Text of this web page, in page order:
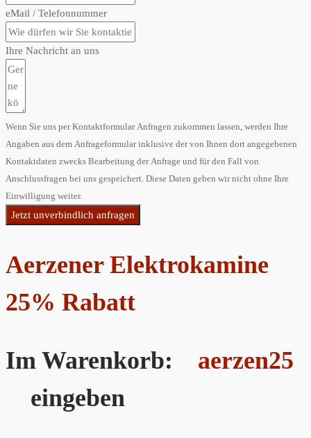
eMail / Telefonnummer
Ihre Nachricht an uns
Wenn Sie uns per Kontaktformular Anfragen zukommen lassen, werden Ihre
Angaben aus dem Anfrageformular inklusive der von Ihnen dort angegebenen
Kontaktdaten zwecks Bearbeitung der Anfrage und für den Fall von
Anschlussfragen bei uns gespeichert. Diese Daten geben wir nicht ohne Ihre
Einwilligung weiter.
Jetzt unverbindlich anfragen
Aerzener Elektrokamine
25% Rabatt
Im Warenkorb: aerzen25
eingeben